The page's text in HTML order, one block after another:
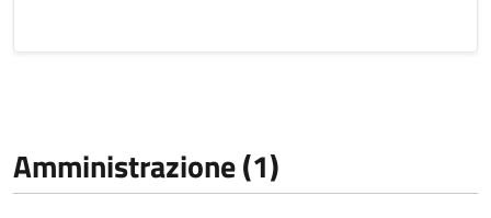
Amministrazione (1)